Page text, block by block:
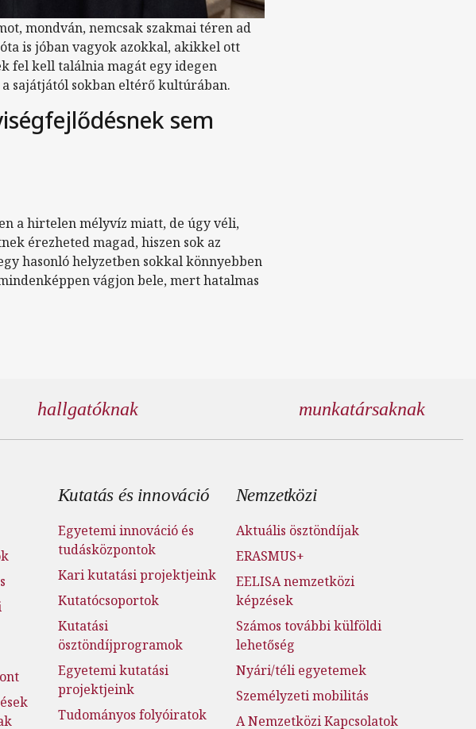
mondván, nemcsak szakmai téren ad
is jóban vagyok azokkal, akikkel ott
fel kell találnia magát egy idegen
sajátjától sokban eltérő kultúrában.
sem
a hirtelen mélyvíz miatt, de úgy véli,
érezheted magad, hiszen sok az
hasonló helyzetben sokkal könnyebben
vágjon bele, mert hatalmas
hallgatóknak munkatársaknak
Kutatás és innováció
Egyetemi innováció és
tudásközpontok
Kari kutatási projektjeink
Kutatócsoportok
Kutatási
ösztöndíjprogramok
Egyetemi kutatási
projektjeink
Tudományos folyóiratok
Nemzetközi
Aktuális ösztöndíjak
ERASMUS+
EELISA nemzetközi
képzések
Számos további külföldi
lehetőség
Nyári/téli egyetemek
Személyzeti mobilitás
A Nemzetközi Kapcsolatok